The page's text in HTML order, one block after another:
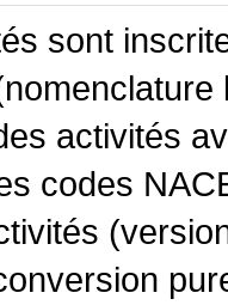
sont
activités
codes